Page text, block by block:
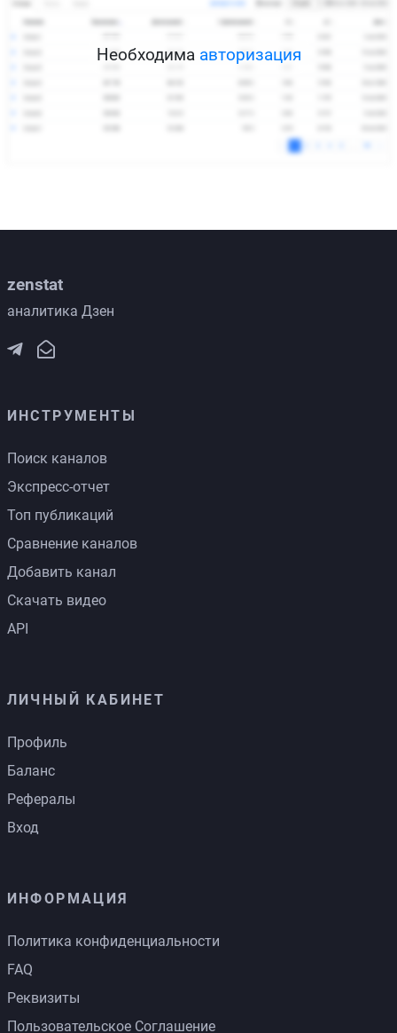
Необходима авторизация
zenstat
аналитика Дзен
ИНСТРУМЕНТЫ
Поиск каналов
Экспресс-отчет
Топ публикаций
Сравнение каналов
Добавить канал
Скачать видео
API
ЛИЧНЫЙ КАБИНЕТ
Профиль
Баланс
Рефералы
Вход
ИНФОРМАЦИЯ
Политика конфиденциальности
FAQ
Реквизиты
Пользовательское Соглашение